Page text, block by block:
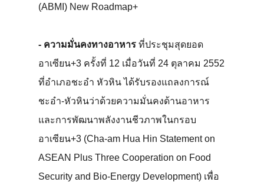
(ABMI) New Roadmap+
- ความมั่นคงทางอาหาร ที่ประชุมสุดยอด
อาเซียน+3 ครั้งที่ 12 เมื่อวันที่ 24 ตุลาคม 2552
ที่อำเภอชะอำ หัวหิน ได้รับรองแถลงการณ์
ชะอำ-หัวหินว่าด้วยความมั่นคงด้านอาหาร
และการพัฒนาพลังงานชีวภาพในกรอบ
อาเซียน+3 (Cha-am Hua Hin Statement on
ASEAN Plus Three Cooperation on Food
Security and Bio-Energy Development) เพื่อ